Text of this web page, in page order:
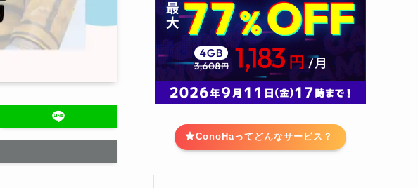
ConoHaってどんなサービス？